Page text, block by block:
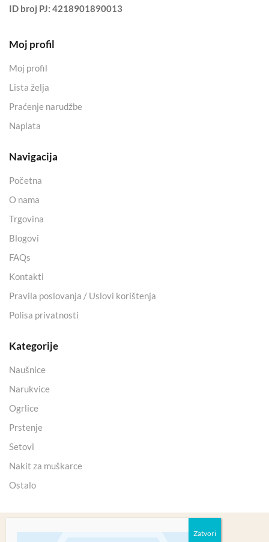
ID broj PJ: 4218901890013
Moj profil
Moj profil
Lista želja
Praćenje narudžbe
Naplata
Navigacija
Početna
O nama
Trgovina
Blogovi
FAQs
Kontakti
Pravila poslovanja / Uslovi korištenja
Polisa privatnosti
Kategorije
Naušnice
Narukvice
Ogrlice
Prstenje
Setovi
Nakit za muškarce
Ostalo